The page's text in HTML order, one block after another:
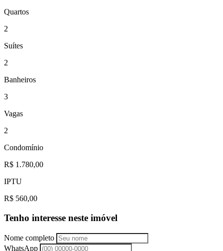
Quartos
2
Suítes
2
Banheiros
3
Vagas
2
Condomínio
R$ 1.780,00
IPTU
R$ 560,00
Tenho interesse neste imóvel
Nome completo
WhatsApp